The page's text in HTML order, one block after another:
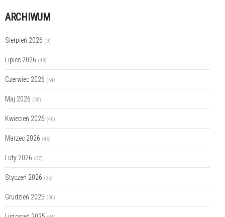
ARCHIWUM
Sierpień 2026 (9)
Lipiec 2026 (49)
Czerwiec 2026 (54)
Maj 2026 (58)
Kwiecień 2026 (48)
Marzec 2026 (46)
Luty 2026 (37)
Styczeń 2026 (35)
Grudzień 2025 (30)